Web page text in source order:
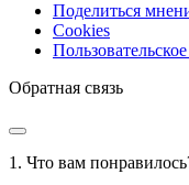
Поделиться
Cookies
Обратная связь
1. Что вам